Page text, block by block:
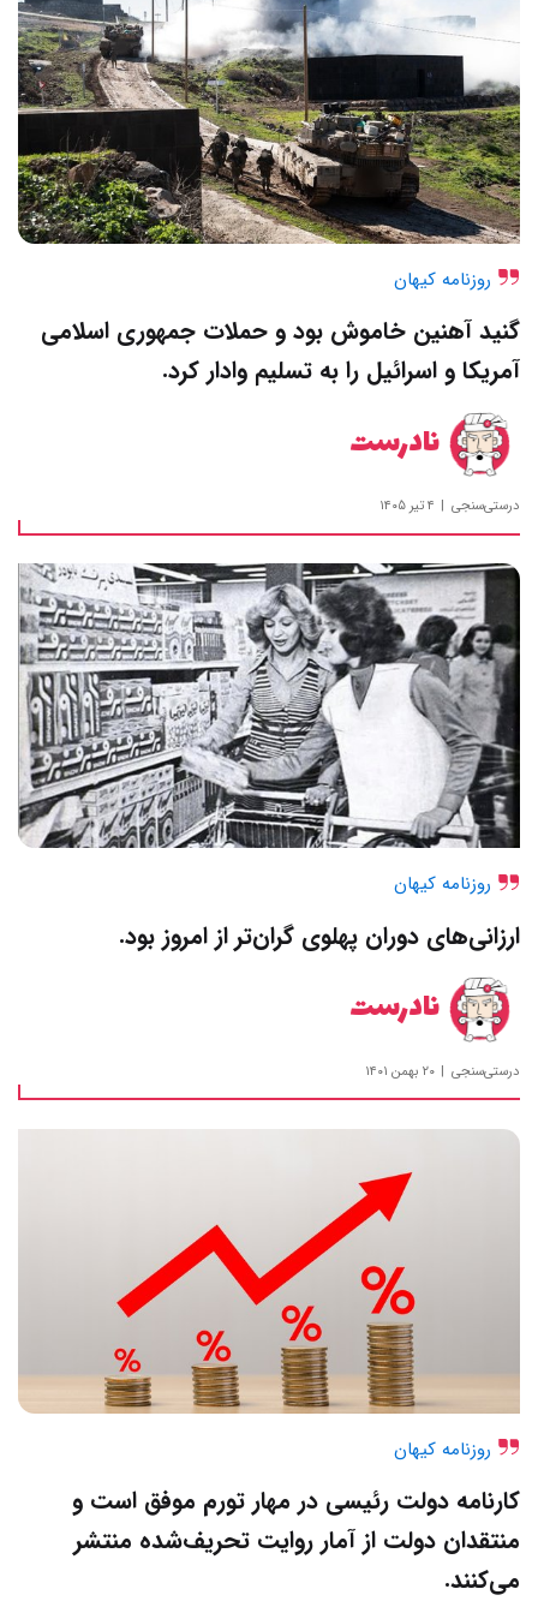
روزنامه کیهان
گنید آهنین خاموش بود و حملات جمهوری اسلامی
آمریکا و اسرائیل را به تسلیم وادار کرد.
نادرست
درستی‌سنجی ۴ تیر ۱۴۰۵
روزنامه کیهان
ارزانی‌های دوران پهلوی گران‌تر از امروز بود.
نادرست
درستی‌سنجی ۲۰ بهمن ۱۴۰۱
روزنامه کیهان
کارنامه دولت رئیسی در مهار تورم موفق است و
منتقدان دولت از آمار روایت تحریف‌شده منتشر
می‌کنند.